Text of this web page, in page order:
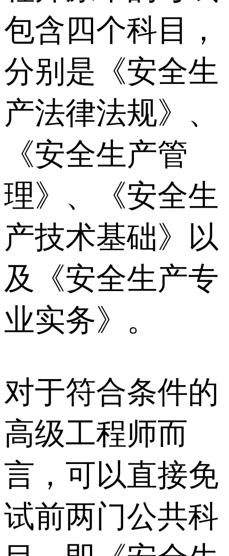
包含四个科目，
分别是《安全生
产法律法规》、
《安全生产管
理》、《安全生
产技术基础》以
及《安全生产专
业实务》。
对于符合条件的
高级工程师而
言，可以直接免
试前两门公共科